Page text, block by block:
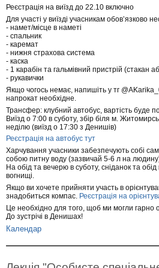
Реєстрація на виїзд до 22.10 включно
Для участі у виїзді учасникам обов’язково
- намет/місце в наметі
- спальник
- каремат
- нижня страхова система
- каска
- 1 карабін та гальмівний пристрій (стакан
- рукавички
Якщо чогось немає, напишіть у тг
напрокат необхідне.
Трансфер: клубний автобус, вартість буде
Виїзд о 7:00 в суботу, збір біля м.
неділю (виїзд о 17:30 з Денишів)
Реєстрація на автобус тут
Харчування учасники забезпечують собі
собою питну воду (зазвичай 5-6 л на
На обід та вечерю в суботу, сніданок та обід
вогнищі.
Якщо ви хочете прийняти участь в
знадобиться компас. Реєстрація на
Це необхідно для того, щоб ми могли гарно
До зустрічі в Денишах!
Календар